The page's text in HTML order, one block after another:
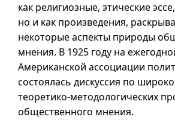
как религиозные, этические эссе,
но и как произведения,
некоторые аспекты природы
мнения. В 1925 году на
Американской ассоциации
состоялась дискуссия по
теоретико-методологических
общественного мнения.